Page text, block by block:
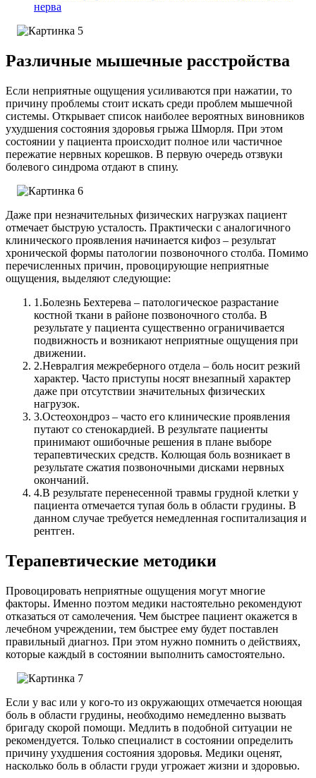
нерва
Различные мышечные расстройства
Если неприятные ощущения усиливаются при нажатии, то
причину проблемы стоит искать среди проблем мышечной
системы. Открывает список наиболее вероятных виновников
ухудшения состояния здоровья грыжа Шморля. При этом
состоянии у пациента происходит полное или частичное
пережатие нервных корешков. В первую очередь отзвуки
болевого синдрома отдают в спину.
Даже при незначительных физических нагрузках пациент
отмечает быструю усталость. Практически с аналогичного
клинического проявления начинается кифоз – результат
хронической формы патологии позвоночного столба. Помимо
перечисленных причин, провоцирующие неприятные
ощущения, выделяют следующие:
1.Болезнь Бехтерева – патологическое разрастание
костной ткани в районе позвоночного столба. В
результате у пациента существенно ограничивается
подвижность и возникают неприятные ощущения при
движении.
2.Невралгия межреберного отдела – боль носит резкий
характер. Часто приступы носят внезапный характер
даже при отсутствии значительных физических
нагрузок.
3.Остеохондроз – часто его клинические проявления
путают со стенокардией. В результате пациенты
принимают ошибочные решения в плане выборе
терапевтических средств. Колющая боль возникает в
результате сжатия позвоночными дисками нервных
окончаний.
4.В результате перенесенной травмы грудной клетки у
пациента отмечается тупая боль в области грудины. В
данном случае требуется немедленная госпитализация и
рентген.
Терапевтические методики
Провоцировать неприятные ощущения могут многие
факторы. Именно поэтом медики настоятельно рекомендуют
отказаться от самолечения. Чем быстрее пациент окажется в
лечебном учреждении, тем быстрее ему будет поставлен
правильный диагноз. При этом нужно помнить о действиях,
которые каждый в состоянии выполнить самостоятельно.
Если у вас или у кого-то из окружающих отмечается ноющая
боль в области грудины, необходимо немедленно вызвать
бригаду скорой помощи. Медлить в подобной ситуации не
рекомендуется. Только специалист в состоянии определить
причину ухудшения состояния здоровья. Медики оценят,
насколько боль в области груди угрожает жизни и здоровью.